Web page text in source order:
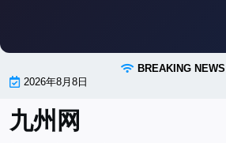
content
BREAKING NEWS
2026年8月8日
九州网